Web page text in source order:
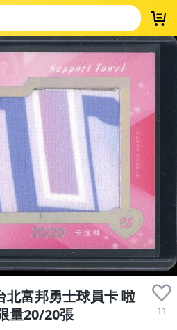
北富邦勇士球員卡 啦
量20/20張
11